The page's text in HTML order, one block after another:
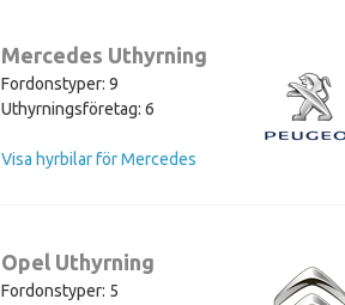
Mercedes Uthyrning
Fordonstyper: 9
Uthyrningsföretag: 6
Visa hyrbilar för Mercedes
Opel Uthyrning
Fordonstyper: 5